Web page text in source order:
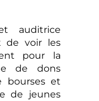
auditrice
de voir les
pour la
de dons
bourses et
de jeunes